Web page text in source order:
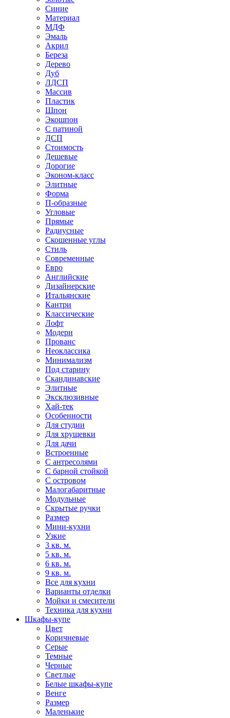
Синие
Материал
МДФ
Эмаль
Акрил
Береза
Дерево
Дуб
ЛДСП
Массив
Пластик
Шпон
Экошпон
С патиной
ДСП
Стоимость
Дешевые
Дорогие
Эконом-класс
Элитные
Форма
П-образные
Угловые
Прямые
Радиусные
Скошенные углы
Стиль
Современные
Евро
Английские
Дизайнерские
Итальянские
Кантри
Классические
Лофт
Модерн
Прованс
Неоклассика
Минимализм
Под старину
Скандинавские
Элитные
Эксклюзивные
Хай-тек
Особенности
Для студии
Для хрущевки
Для дачи
Встроенные
С антресолями
С барной стойкой
С островом
Малогабаритные
Модульные
Скрытые ручки
Размер
Мини-кухни
Узкие
3 кв. м.
5 кв. м.
6 кв. м.
9 кв. м.
Все для кухни
Варианты отделки
Мойки и смесители
Техника для кухни
Шкафы-купе
Цвет
Коричневые
Серые
Темные
Черные
Светлые
Белые шкафы-купе
Венге
Размер
Маленькие